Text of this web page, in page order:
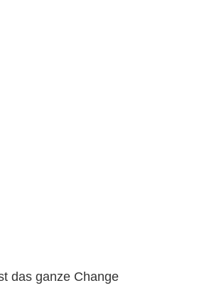
das ganze Change